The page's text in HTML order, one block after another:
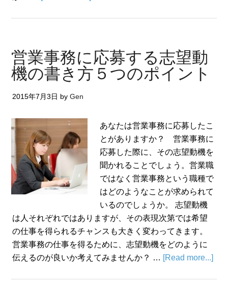
営業事務に応募する志望動
機の書き方５つのポイント
2015年7月3日 byGen
あなたは営業事務に応募したこ
とがありますか？ 営業事務に
応募した際に、その志望動機を
聞かれることでしょう。営業職
ではなく営業事務という職種で
はどのようなことが求められて
いるのでしょうか。 志望動機
は人それぞれではありますが、その表現次第では希望
の仕事を得られるチャンスも大きく変わってきます。
営業事務の仕事を得るために、志望動機をどのように
伝えるのが良いか考えてみませんか？ … [Read more...]